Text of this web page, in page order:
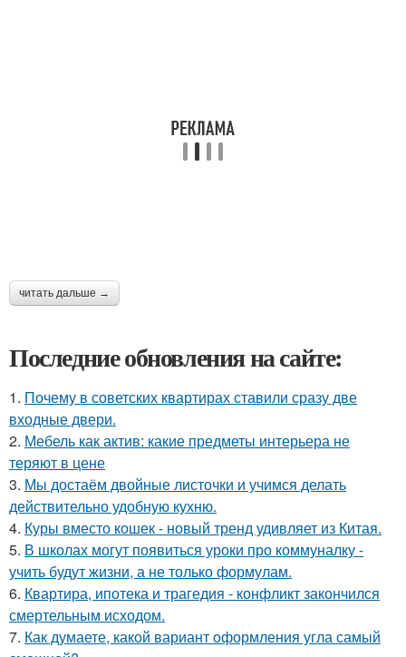
читать дальше →
Последние обновления на сайте:
1. Почему в советских квартирах ставили сразу две
входные двери.
2. Мебель как актив: какие предметы интерьера не
теряют в цене
3. Мы достаём двойные листочки и учимся делать
действительно удобную кухню.
4. Куры вместо кошек - новый тренд удивляет из Китая.
5. В школах могут появиться уроки про коммуналку -
учить будут жизни, а не только формулам.
6. Квартира, ипотека и трагедия - конфликт закончился
смертельным исходом.
7. Как думаете, какой вариант оформления угла самый